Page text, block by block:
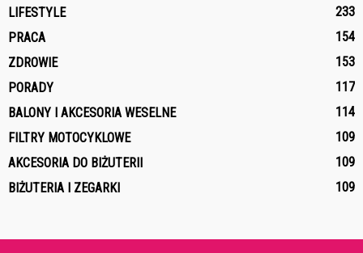
LIFESTYLE
233
PRACA
154
ZDROWIE
153
PORADY
117
BALONY I AKCESORIA WESELNE
114
FILTRY MOTOCYKLOWE
109
AKCESORIA DO BIŻUTERII
109
BIŻUTERIA I ZEGARKI
109